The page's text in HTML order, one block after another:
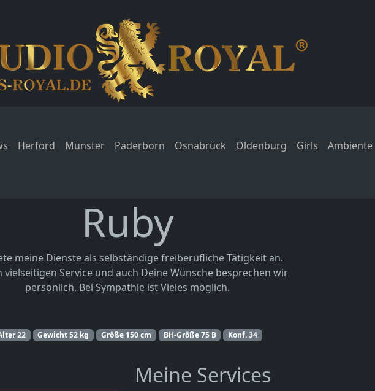
Herford Münster Paderborn Osnabrück Oldenburg Girls Ambiente
Ruby
meine Dienste als selbständige freiberufliche Tätigkeit an.
vielseitigen Service und auch Deine Wünsche besprechen wir
persönlich. Bei Sympathie ist Vieles möglich.
22 Gewicht52 kg Größe 150 cm BH-Größe75 B Konf.34
Meine Services